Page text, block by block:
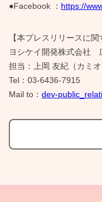
●Facebook ： https://
【本プレスリリースに
ヨシケイ開発株式会社
担当：上岡 友紀（カミオ
Tel：03-6436-7915
Mail to： dev-